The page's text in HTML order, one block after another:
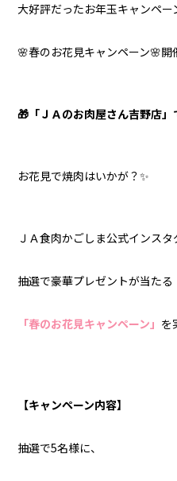
大好評だったお年玉キャンペー
🌸春のお花見キャンペーン🌸開
🎁 「ＪＡのお肉屋さん吉野店
お花見で焼肉はいかが？✨
ＪＡ食肉かごしま公式インスタ
抽選で豪華プレゼントが当たる
「春のお花見キャンペーン」 を
【キャンペーン内容】
抽選で5名様に、